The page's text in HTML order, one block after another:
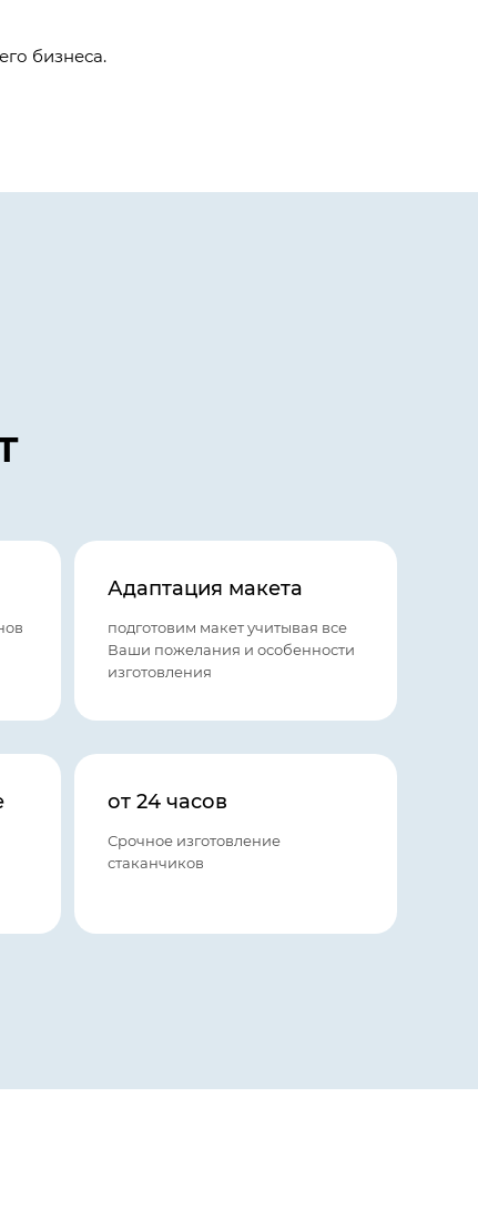
бизнеса.
Адаптация макета
подготовим макет учитывая все
Ваши пожелания и особенности
изготовления
от 24 часов
Срочное изготовление
стаканчиков